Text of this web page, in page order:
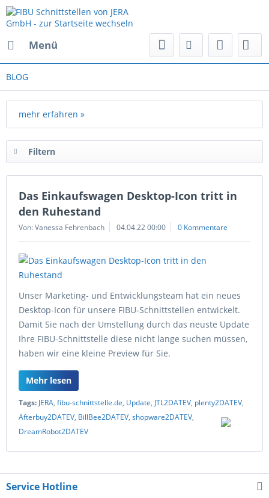
Menü
BLOG
mehr erfahren »
Filtern
Das Einkaufswagen Desktop-Icon tritt in
den Ruhestand
Von: Vanessa Fehrenbach 04.04.22 00:00 0 Kommentare
Unser Marketing- und Entwicklungsteam hat ein neues
Desktop-Icon für unsere FIBU-Schnittstellen entwickelt.
Damit Sie nach der Umstellung durch das neuste Update
Ihre FIBU-Schnittstelle diese nicht lange suchen müssen,
haben wir eine kleine Preview für Sie.
Mehr lesen
Tags: JERA, fibu-schnittstelle.de, Update, JTL2DATEV, plenty2DATEV,
Afterbuy2DATEV, BillBee2DATEV, shopware2DATEV,
DreamRobot2DATEV
Service Hotline